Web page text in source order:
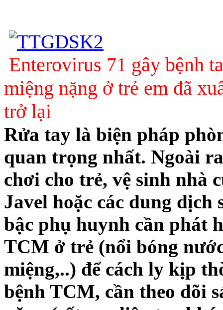
Enterovirus 71 gây bệnh
miệng nặng ở trẻ em đã
trở lại
Rửa tay là biện pháp
quan trọng nhất. Ngoài
chơi cho trẻ, vệ sinh nhà
Javel hoặc các dung
bậc phụ huynh cần phát
TCM ở trẻ (nổi bóng
miệng,..) để cách ly kịp
bệnh TCM, cần theo dõi